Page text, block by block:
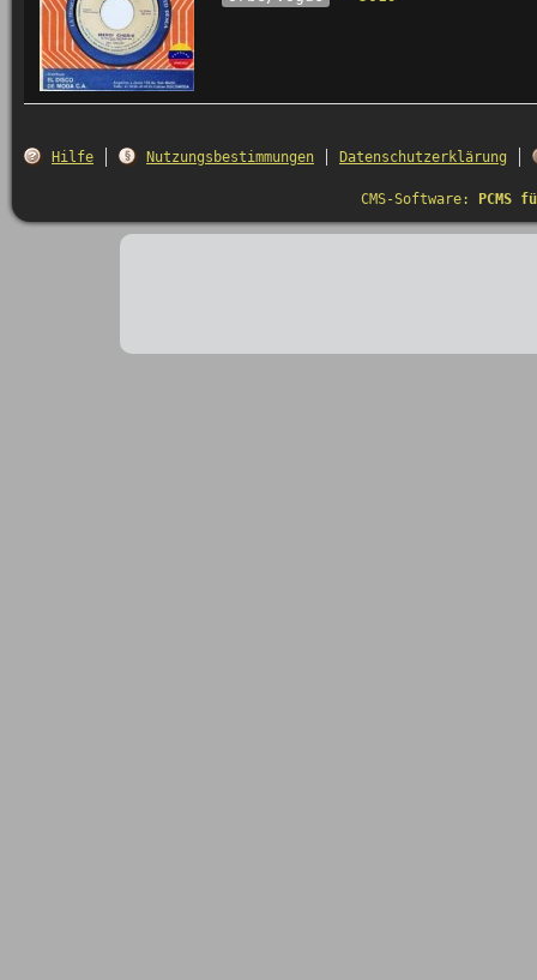
Hilfe Nutzungsbestimmungen Datenschutzerklärung
CMS-Software: PCMS